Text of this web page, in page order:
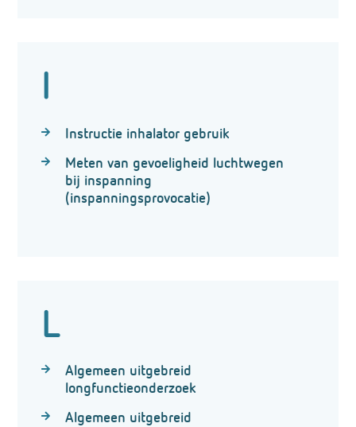
I
Instructie inhalator gebruik
Meten van gevoeligheid luchtwegen
bij inspanning
(inspanningsprovocatie)
L
Algemeen uitgebreid
longfunctieonderzoek
Algemeen uitgebreid